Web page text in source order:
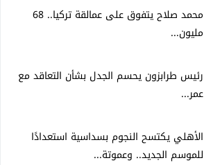
محمد صلاح يتفوق على عمالقة تركيا.. 68
مليون...
رئيس طرابزون يحسم الجدل بشأن التعاقد مع
عمر...
الأهلي يكتسح النجوم بسداسية استعدادًا
للموسم الجديد.. وعموتة...